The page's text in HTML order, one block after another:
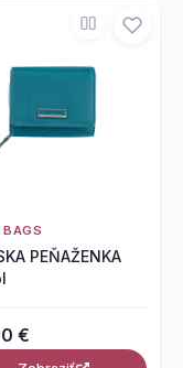
PEŇAŽENKA
€